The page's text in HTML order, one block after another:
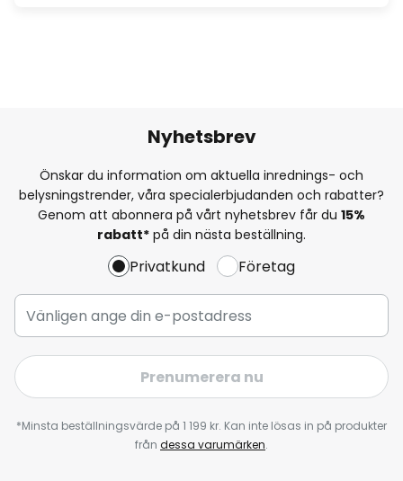
Nyhetsbrev
Önskar du information om aktuella inrednings- och
belysningstrender, våra specialerbjudanden och rabatter?
Genom att abonnera på vårt nyhetsbrev får du 15%
rabatt* på din nästa beställning.
Privatkund Företag
Prenumerera nu
*Minsta beställningsvärde på 1 199 kr. Kan inte lösas in på produkter
från dessa varumärken.